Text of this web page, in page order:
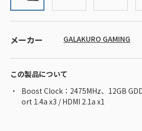
メーカー GALAKURO GAMING
この製品について
Boost Clock：2475MHz、12GB
ort 1.4a x3 / HDMI 2.1a x1